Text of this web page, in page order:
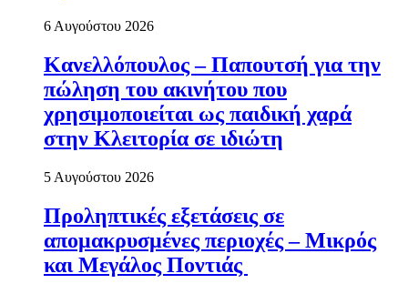
6 Αυγούστου 2026
Κανελλόπουλος – Παπουτσή για την
πώληση του ακινήτου που
χρησιμοποιείται ως παιδική χαρά
στην Κλειτορία σε ιδιώτη
5 Αυγούστου 2026
Προληπτικές εξετάσεις σε
απομακρυσμένες περιοχές – Μικρός
και Μεγάλος Ποντιάς